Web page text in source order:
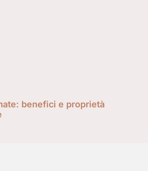
benefici e proprietà